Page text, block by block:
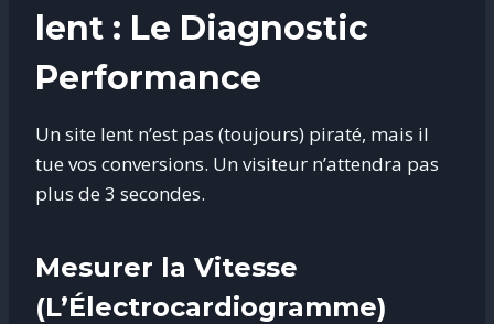
lent : Le Diagnostic
Performance
Un site lent n’est pas (toujours) piraté, mais il
tue vos conversions. Un visiteur n’attendra pas
plus de 3 secondes.
Mesurer la Vitesse
(L’Électrocardiogramme)